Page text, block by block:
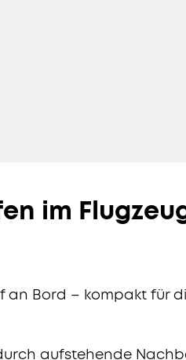
im
an Bord – kompakt für
aufstehende